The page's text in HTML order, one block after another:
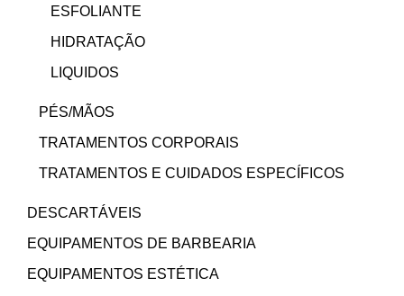
ESFOLIANTE
HIDRATAÇÃO
LIQUIDOS
PÉS/MÃOS
TRATAMENTOS CORPORAIS
TRATAMENTOS E CUIDADOS ESPECÍFICOS
DESCARTÁVEIS
EQUIPAMENTOS DE BARBEARIA
EQUIPAMENTOS ESTÉTICA